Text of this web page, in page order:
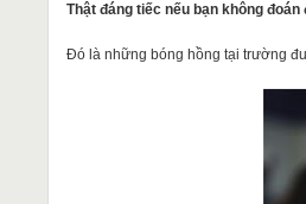
Thật đáng tiếc nếu bạn không
Đó là những bóng hồng tại trường